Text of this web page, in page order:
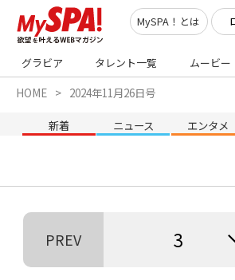
MySPA！とは
グラビア タレント一覧 ムービー
HOME 2024年11月26日号
新着 ニュース エンタメ
PREV 3